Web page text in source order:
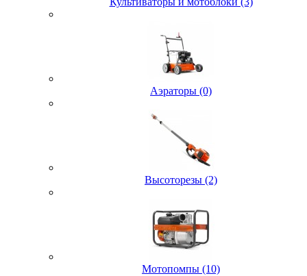
Аэраторы (0)
Высоторезы (2)
Мотопомпы (10)